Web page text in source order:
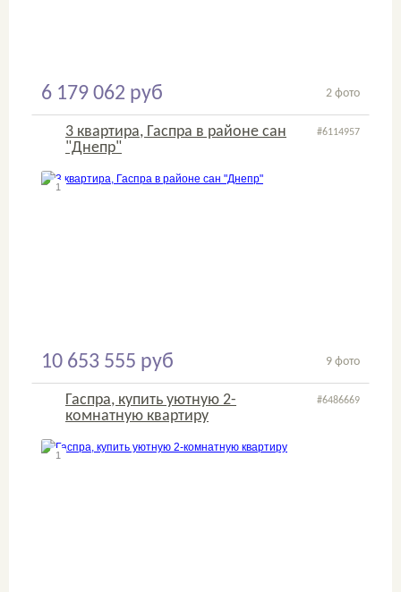
6 179 062 руб 2 фото
#6114957
3 квартира, Гаспра в районе сан
"Днепр"
1
10 653 555 руб 9 фото
#6486669
Гаспра, купить уютную 2-
комнатную квартиру
1